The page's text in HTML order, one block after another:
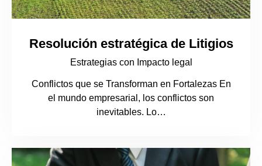
Resolución estratégica de Litigios
Estrategias con Impacto legal
Conflictos que se Transforman en Fortalezas En
el mundo empresarial, los conflictos son
inevitables. Lo…